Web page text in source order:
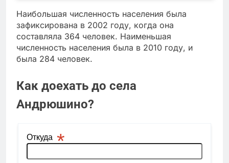
Наибольшая численность населения была
зафиксирована в 2002 году, когда она
составляла 364 человек. Наименьшая
численность населения была в 2010 году, и
была 284 человек.
Как доехать до села
Андрюшино?